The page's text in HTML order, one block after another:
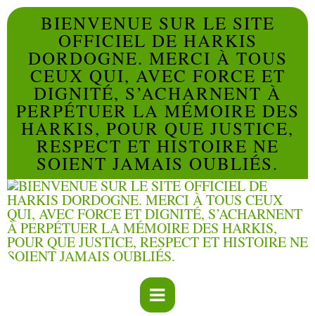
BIENVENUE SUR LE SITE
OFFICIEL DE HARKIS
DORDOGNE. MERCI À TOUS
CEUX QUI, AVEC FORCE ET
DIGNITÉ, S’ACHARNENT À
PERPÉTUER LA MÉMOIRE DES
HARKIS, POUR QUE JUSTICE,
RESPECT ET HISTOIRE NE
SOIENT JAMAIS OUBLIÉS.